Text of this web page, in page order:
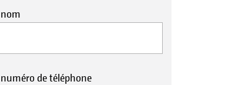
de téléphone